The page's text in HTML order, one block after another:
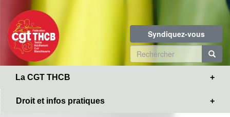
contenu
principal
Syndiquez-vous
Formulaire
de
La CGT THCB
Droit et infos pratiques